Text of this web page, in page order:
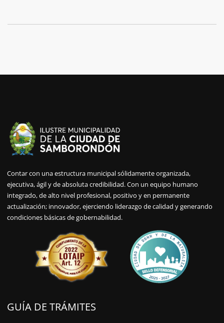
Contar con una estructura municipal sólidamente organizada,
ejecutiva, ágil y de absoluta credibilidad. Con un equipo humano
integrado, de alto nivel profesional, positivo y en permanente
actualización; innovador, ejerciendo liderazgo de calidad y generando
condiciones básicas de gobernabilidad.
GUÍA DE TRÁMITES